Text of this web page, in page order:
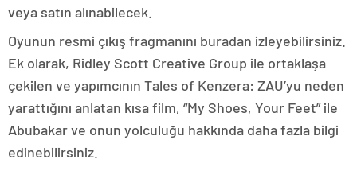
veya satın alınabilecek.
Oyunun resmi çıkış fragmanını buradan izleyebilirsiniz.
Ek olarak, Ridley Scott Creative Group ile ortaklaşa
çekilen ve yapımcının Tales of Kenzera: ZAU’yu neden
yarattığını anlatan kısa film, “My Shoes, Your Feet” ile
Abubakar ve onun yolculuğu hakkında daha fazla bilgi
edinebilirsiniz.